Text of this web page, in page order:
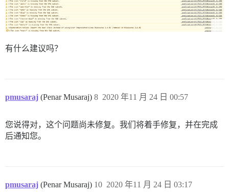
有什么建议吗？
pmusaraj (Penar Musaraj) 2020 年11 月 24 日 00:57
8
您说得对，这个问题尚未修复。我们将着手修复，并在完成
后通知您。
pmusaraj (Penar Musaraj) 2020 年11 月 24 日 03:17
10